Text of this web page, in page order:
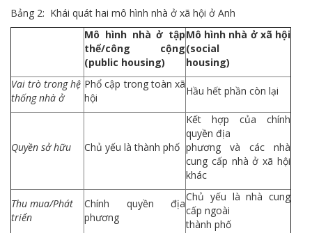
Bảng 2: Khái quát hai mô hình nhà ở xã hội ở Anh
Mô hình nhà ở tập
thể/công cộng
(public housing)
Mô hình nhà ở xã hội
(social
housing)
Vai trò trong hệ
thống nhà ở
Phổ cập trong toàn xã
hội
Hầu hết phần còn lại
Quyền sở hữu Chủ yếu là thành phố
Kết hợp của chính
quyền địa
phương và các nhà
cung cấp nhà ở xã hội
khác
Thu mua/Phát
triển
Chính quyền địa
phương
Chủ yếu là nhà cung
cấp ngoài
thành phố